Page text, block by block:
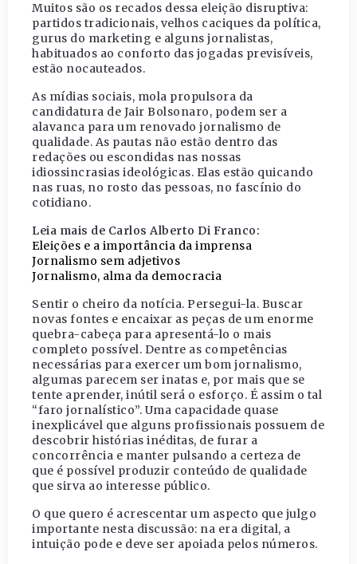
Muitos são os recados dessa eleição disruptiva:
partidos tradicionais, velhos caciques da política,
gurus do marketing e alguns jornalistas,
habituados ao conforto das jogadas previsíveis,
estão nocauteados.
As mídias sociais, mola propulsora da
candidatura de Jair Bolsonaro, podem ser a
alavanca para um renovado jornalismo de
qualidade. As pautas não estão dentro das
redações ou escondidas nas nossas
idiossincrasias ideológicas. Elas estão quicando
nas ruas, no rosto das pessoas, no fascínio do
cotidiano.
Leia mais de Carlos Alberto Di Franco:
Eleições e a importância da imprensa
Jornalismo sem adjetivos
Jornalismo, alma da democracia
Sentir o cheiro da notícia. Persegui-la. Buscar
novas fontes e encaixar as peças de um enorme
quebra-cabeça para apresentá-lo o mais
completo possível. Dentre as competências
necessárias para exercer um bom jornalismo,
algumas parecem ser inatas e, por mais que se
tente aprender, inútil será o esforço. É assim o tal
“faro jornalístico”. Uma capacidade quase
inexplicável que alguns profissionais possuem de
descobrir histórias inéditas, de furar a
concorrência e manter pulsando a certeza de
que é possível produzir conteúdo de qualidade
que sirva ao interesse público.
O que quero é acrescentar um aspecto que julgo
importante nesta discussão: na era digital, a
intuição pode e deve ser apoiada pelos números.